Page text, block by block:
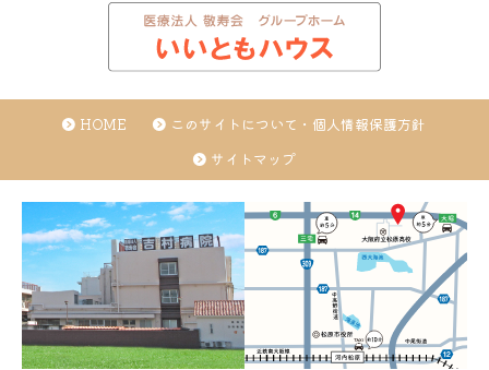
HOME
このサイトについて・個人情報保護方針
サイトマップ